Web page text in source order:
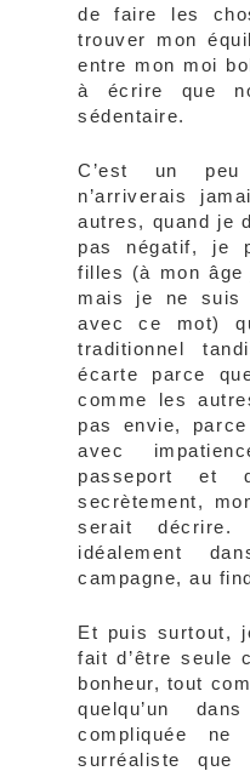
de faire les
trouver mon
entre mon moi
à écrire que
sédentaire.
C’est un
n’arriverais
autres, quand je
pas négatif, je
filles (à mon âge
mais je ne suis
avec ce mot)
traditionnel
écarte parce
comme les
pas envie,
avec
passeport et
secrètement,
serait
idéalement
campagne, au
Et puis surtout,
fait d’être seule
bonheur, tout
quelqu’un
compliquée
surréaliste que